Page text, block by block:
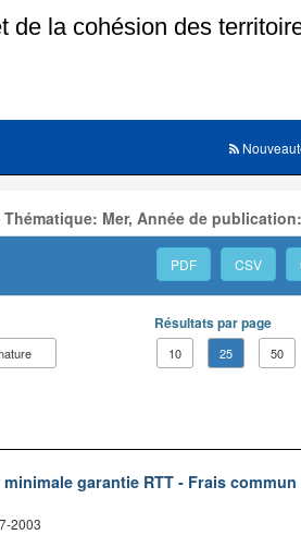
Mer, Année de
PDF CSV
Résultats par page
10 25 50
garantie RTT - Frais commun
2003